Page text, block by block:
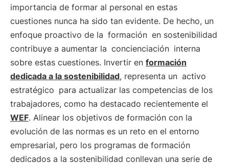
importancia de formar al personal en estas
cuestiones nunca ha sido tan evidente. De hecho, un
enfoque proactivo de la formación en sostenibilidad
contribuye a aumentar la concienciación interna
sobre estas cuestiones. Invertir en formación
dedicada a la sostenibilidad, representa un activo
estratégico para actualizar las competencias de los
trabajadores, como ha destacado recientemente el
WEF. Alinear los objetivos de formación con la
evolución de las normas es un reto en el entorno
empresarial, pero los programas de formación
dedicados a la sostenibilidad conllevan una serie de